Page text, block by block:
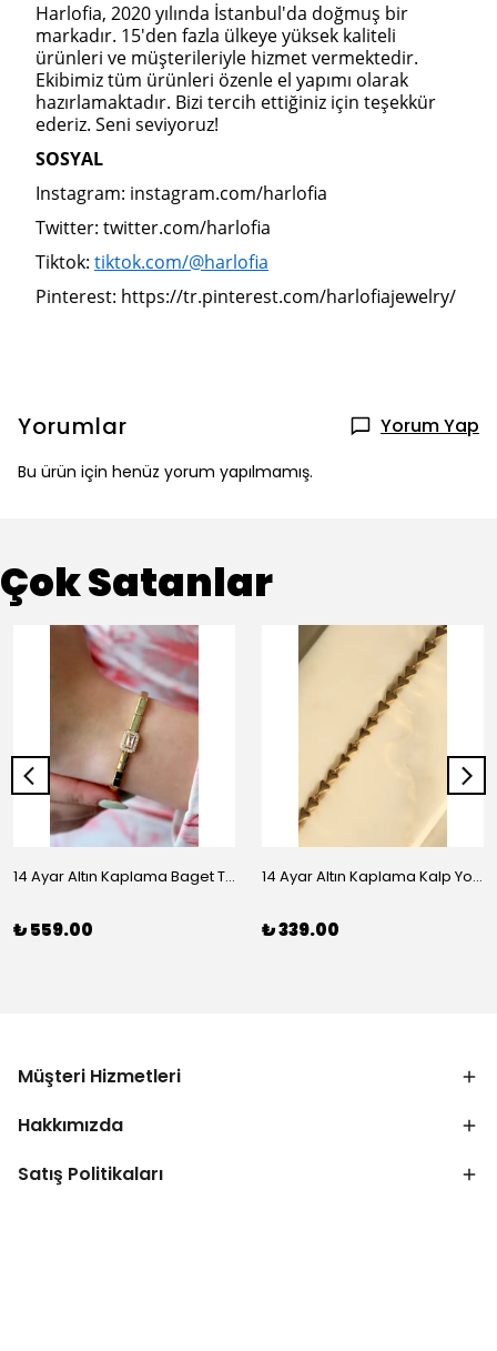
Harlofia, 2020 yılında İstanbul'da doğmuş bir
markadır. 15'den fazla ülkeye yüksek kaliteli
ürünleri ve müşterileriyle hizmet vermektedir.
Ekibimiz tüm ürünleri özenle el yapımı olarak
hazırlamaktadır. Bizi tercih ettiğiniz için teşekkür
ederiz. Seni seviyoruz!
SOSYAL
Instagram: instagram.com/harlofia
Twitter: twitter.com/harlofia
Tiktok: tiktok.com/@harlofia
Pinterest: https://tr.pinterest.com/harlofiajewelry/
Yorumlar Yorum Yap
Bu ürün için henüz yorum yapılmamış.
Çok Satanlar
14 Ayar Altın Kaplama Baget Taşlı Vip Bileklik
₺ 559.00
14 Ayar Altın Kaplama Kalp Yolu Bileklik
₺ 339.00
Müşteri Hizmetleri
Hakkımızda
Satış Politikaları